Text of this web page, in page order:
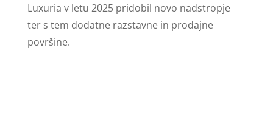
Luxuria v letu 2025 pridobil novo nadstropje
ter s tem dodatne razstavne in prodajne
površine.